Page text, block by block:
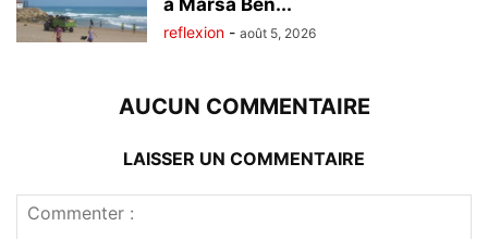
à Marsa Ben...
reflexion - août 5, 2026
AUCUN COMMENTAIRE
LAISSER UN COMMENTAIRE